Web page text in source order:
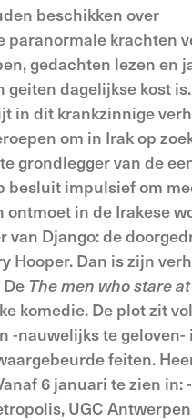
beschikken over
paranormale krachten
gedachten lezen en
geiten dagelijkse kost
in dit krankzinnige
om in Irak op
grondlegger van de
besluit impulsief om
ontmoet in de Irakese
van Django: de
Hooper. Dan is zijn
The men who stare
komedie. De plot zit vol
-nauwelijks te geloven-
feiten.
6 januari te zien in: -
UGC